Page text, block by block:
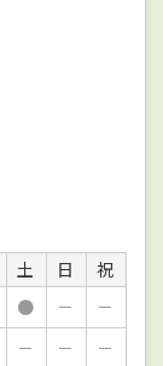
土 日
祝
● －
－
－ －
－